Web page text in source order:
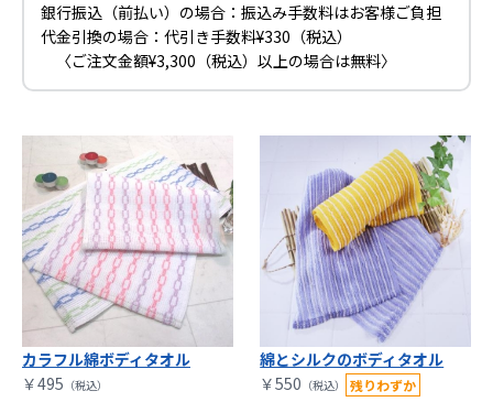
銀行振込（前払い）の場合： 振込み手数料はお客様ご負担
代金引換の場合： 代引き手数料¥330（税込）
〈ご注文金額¥3,300（税込）以上の場合は無料〉
カラフル綿ボディタオル
￥495 （税込）
綿とシルクのボディタオル
￥550 （税込）